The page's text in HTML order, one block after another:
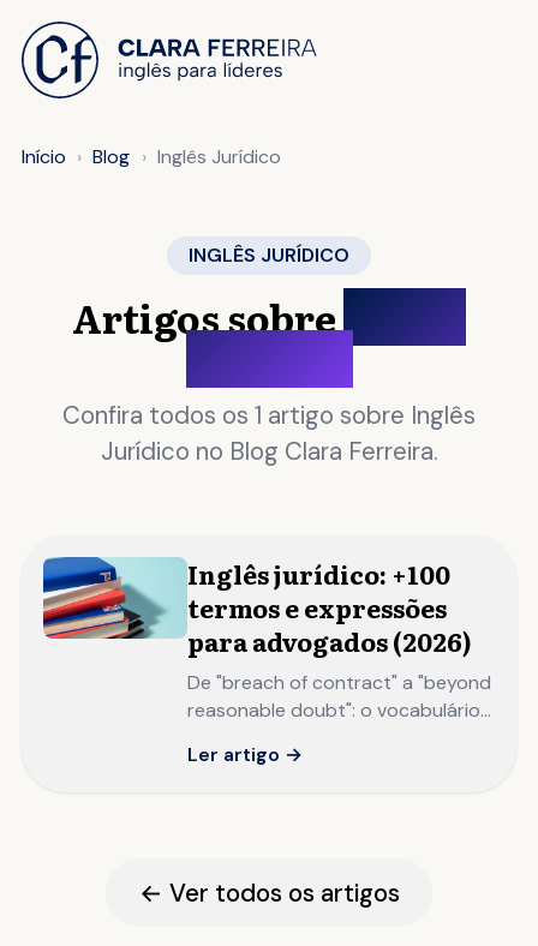
Início Blog Inglês Jurídico
INGLÊS JURÍDICO
Artigos sobreInglês
Confira todos os 1 artigo sobre Inglês
Jurídico no Blog Clara Ferreira.
Inglês jurídico: +100
termos e expressões
para advogados (2026)
De "breach of contract" a "beyond
reasonable doubt": o vocabulário
que atuam internacionalmente de
Ler artigo →
← Ver todos os artigos